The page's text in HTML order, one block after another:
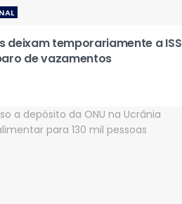
deixam temporariamente a ISS
de vazamentos